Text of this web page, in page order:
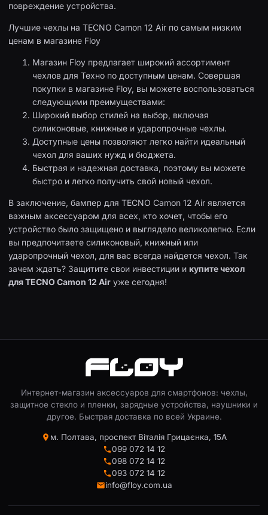
повреждение устройства.
Лучшие чехлы на TECNO Camon 12 Air по самым низким
ценам в магазине Floy
Магазин Floy предлагает широкий ассортимент
чехлов для Техно по доступным ценам. Совершая
покупки в магазине Floy, вы можете воспользоваться
следующими преимуществами:
Широкий выбор стилей на выбор, включая
силиконовые, книжные и ударопрочные чехлы.
Доступные цены позволяют легко найти идеальный
чехол для ваших нужд и бюджета.
Быстрая и надежная доставка, поэтому вы можете
быстро и легко получить свой новый чехол.
В заключение, бампер для TECNO Camon 12 Air является
важным аксессуаром для всех, кто хочет, чтобы его
устройство было защищено и выглядело великолепно. Если
вы предпочитаете силиконовый, книжный или
ударопрочный чехол, для вас всегда найдется чехол. Так
зачем ждать? Защитите свои инвестиции и купите чехол
для TECNO Camon 12 Air уже сегодня!
Интернет-магазин аксессуаров для смартфонов: чехлы,
защитное стекло и пленки, зарядные устройства, наушники и
другое. Быстрая доставка по всей Украине.
м. Полтава, проспект Віталія Грицаєнка, 15А
099 072 14 12
098 072 14 12
093 072 14 12
info@floy.com.ua